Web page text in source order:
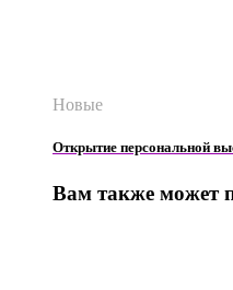
Новые
Открытие персональной
Вам также может